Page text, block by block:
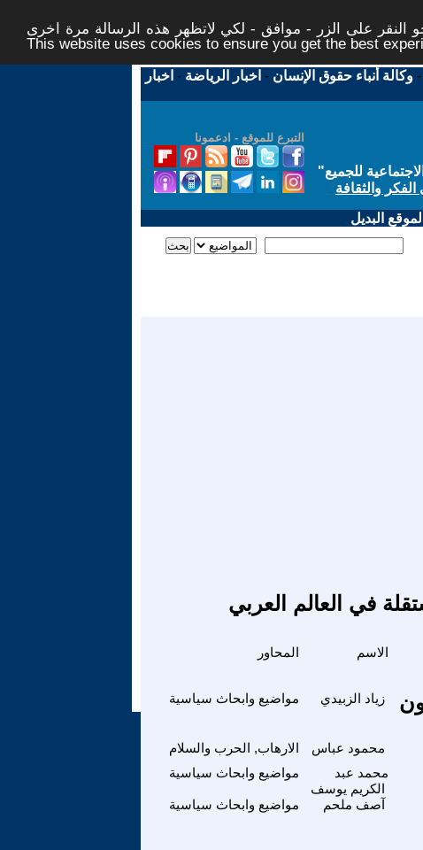
النقر على الزر - موافق - لكي لاتظهر هذه الرسالة مرة اخرى -
This website uses cookies to ensure you get the best
-وكالة أنباء حقوق الإنسان - اخبار الرياضة - اخبار
التبرع للموقع - ادعمونا
للجميع"
والثقافة
البديل
في العالم العربي
الاسم
مواضيع وابحاث سياسية زياد الزبيدي
الارهاب, الحرب والسلام محمود عباس
مواضيع وابحاث سياسية
محمد عبد
الكريم يوسف
مواضيع وابحاث سياسية آصف ملحم